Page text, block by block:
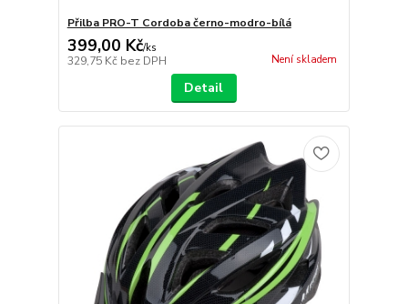
Přilba PRO-T Cordoba černo-modro-bílá
399,00 Kč/ks
329,75 Kč bez DPH Není skladem
Detail